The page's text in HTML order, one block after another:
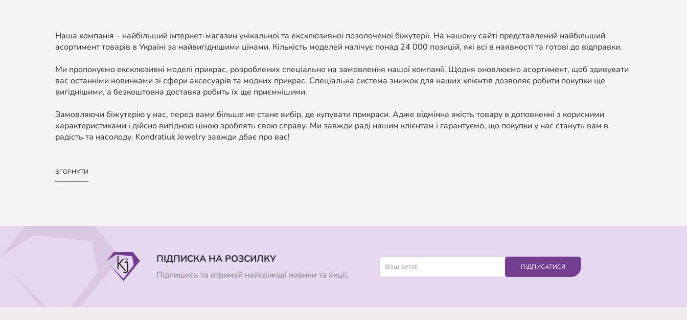
Наша компанія – найбільший інтернет-магазин унікальної та ексклюзивної позолоченої біжутерії. На нашому сайті представлений найбільший
асортимент товарів в Україні за найвигіднішими цінами. Кількість моделей налічує понад 24 000 позицій, які всі в наявності та готові до відправки.
Ми пропонуємо ексклюзивні моделі прикрас, розроблених спеціально на замовлення нашої компанії. Щодня оновлюємо асортимент, щоб здивувати
вас останніми новинками зі сфери аксесуарів та модних прикрас. Спеціальна система знижок для наших клієнтів дозволяє робити покупки ще
вигіднішими, а безкоштовна доставка робить їх ще приємнішими.
Замовляючи біжутерію у нас, перед вами більше не стане вибір, де купувати прикраси. Адже відмінна якість товару в доповненні з корисними
характеристиками і дійсно вигідною ціною зроблять свою справу. Ми завжди раді нашим клієнтам і гарантуємо, що покупки у нас стануть вам в
радість та насолоду. Kondratiuk Jewelry завжди дбає про вас!
ЗГОРНУТИ
ПІДПИСКА НА РОЗСИЛКУ
Підпишись та отримай найсвіжіші новини та акції.
ПІДПИСАТИСЯ